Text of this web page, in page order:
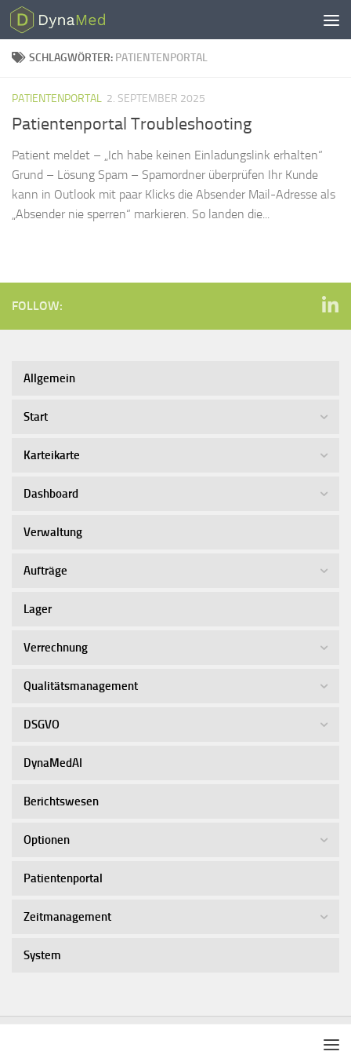
Zum Inhalt springen
SCHLAGWÖRTER: PATIENTENPORTAL
PATIENTENPORTAL 2. SEPTEMBER 2025
Patientenportal Troubleshooting
Patient meldet – „Ich habe keinen Einladungslink erhalten“
Grund – Lösung Spam – Spamordner überprüfen Ihr Kunde
kann in Outlook mit paar Klicks die Absender Mail-Adresse als
„Absender nie sperren“ markieren. So landen die...
FOLLOW:
Allgemein
Start
Karteikarte
Dashboard
Verwaltung
Aufträge
Lager
Verrechnung
Qualitätsmanagement
DSGVO
DynaMedAI
Berichtswesen
Optionen
Patientenportal
Zeitmanagement
System